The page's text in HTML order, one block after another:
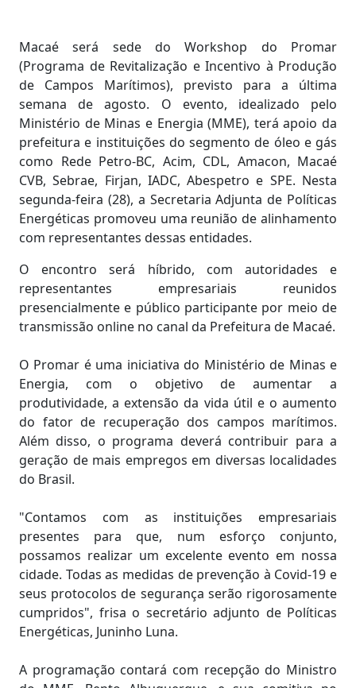
Macaé será sede do Workshop do Promar
(Programa de Revitalização e Incentivo à Produção
de Campos Marítimos), previsto para a última
semana de agosto. O evento, idealizado pelo
Ministério de Minas e Energia (MME), terá apoio da
prefeitura e instituições do segmento de óleo e gás
como Rede Petro-BC, Acim, CDL, Amacon, Macaé
CVB, Sebrae, Firjan, IADC, Abespetro e SPE. Nesta
segunda-feira (28), a Secretaria Adjunta de Políticas
Energéticas promoveu uma reunião de alinhamento
com representantes dessas entidades.
O encontro será híbrido, com autoridades e
representantes empresariais reunidos
presencialmente e público participante por meio de
transmissão online no canal da Prefeitura de Macaé.
O Promar é uma iniciativa do Ministério de Minas e
Energia, com o objetivo de aumentar a
produtividade, a extensão da vida útil e o aumento
do fator de recuperação dos campos marítimos.
Além disso, o programa deverá contribuir para a
geração de mais empregos em diversas localidades
do Brasil.
"Contamos com as instituições empresariais
presentes para que, num esforço conjunto,
possamos realizar um excelente evento em nossa
cidade. Todas as medidas de prevenção à Covid-19 e
seus protocolos de segurança serão rigorosamente
cumpridos", frisa o secretário adjunto de Políticas
Energéticas, Juninho Luna.
A programação contará com recepção do Ministro